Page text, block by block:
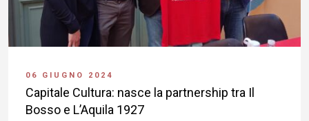
06 GIUGNO 2024
Capitale Cultura: nasce la partnership tra Il
Bosso e L’Aquila 1927